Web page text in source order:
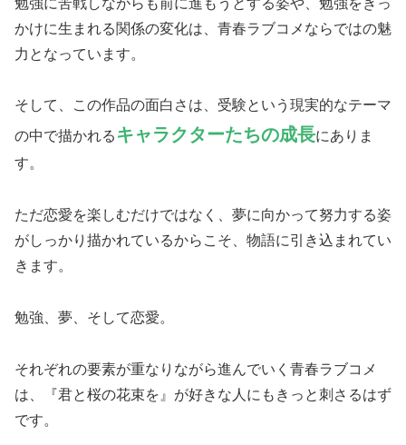
かけに生まれる関係の変化は、青春ラブコメならではの魅
力となっています。
そして、この作品の面白さは、受験という現実的なテーマ
の中で描かれる キャラクターたちの成長にありま
す。
ただ恋愛を楽しむだけではなく、夢に向かって努力する姿
がしっかり描かれているからこそ、物語に引き込まれてい
きます。
勉強、夢、そして恋愛。
それぞれの要素が重なりながら進んでいく青春ラブコメ
は、『君と桜の花束を』が好きな人にもきっと刺さるはず
です。